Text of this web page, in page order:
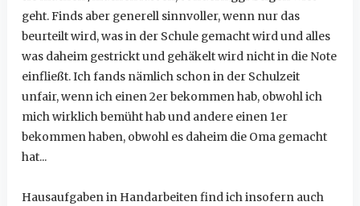
geht. Finds aber generell sinnvoller, wenn nur das
beurteilt wird, was in der Schule gemacht wird und alles
was daheim gestrickt und gehäkelt wird nicht in die Note
einfließt. Ich fands nämlich schon in der Schulzeit
unfair, wenn ich einen 2er bekommen hab, obwohl ich
mich wirklich bemüht hab und andere einen 1er
bekommen haben, obwohl es daheim die Oma gemacht
hat...
Hausaufgaben in Handarbeiten find ich insofern auch